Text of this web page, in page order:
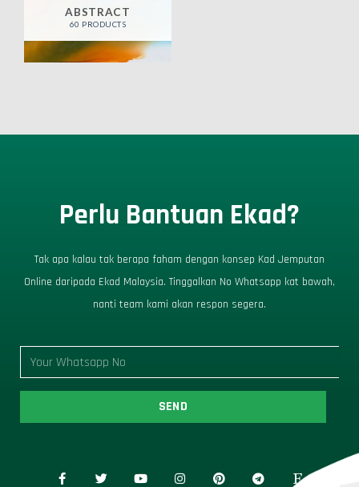
ABSTRACT
60 PRODUCTS
Perlu Bantuan Ekad?
Tak apa kalau tak berapa faham dengan konsep Kad Jemputan
Online daripada Ekad Malaysia. Tinggalkan No Whatsapp kat bawah,
nanti team kami akan respon segera.
SEND